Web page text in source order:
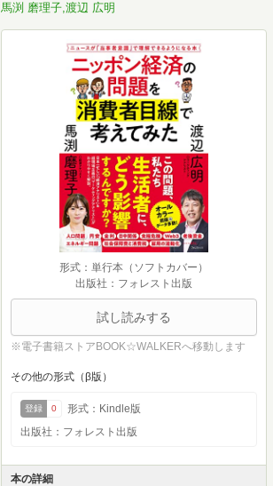
馬渕 磨理子,渡辺 広明
形式：単行本（ソフトカバー）
出版社：フォレスト出版
試し読みする
※電子書籍ストアBOOK☆WALKERへ移動します
その他の形式（β版）
登録 0
形式：Kindle版
出版社：フォレスト出版
本の詳細